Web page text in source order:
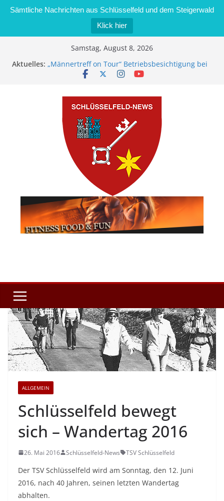
Sämtliche Nachrichten aus Schlüsselfeld und dem Steigerwald
Klick hier
Samstag, August 8, 2026
Aktuelles: „Männertreff on Tour“ Betriebsbesichtigung bei
der Schreinerei Zimmermann GmbH
Brand in Sägewerk in Bernroth schnell unter
Kontrolle
Stadt Schlüsselfeld bietet Online-Anmeldung für
Kindergartenplätze an
Dieseldiebstahl im Wert von 600 Euro
ALLGEMEIN
Schlüsselfeld bewegt
sich – Wandertag 2016
26. Mai 2016 Schlüsselfeld-News TSV Schlüsselfeld
Der TSV Schlüsselfeld wird am Sonntag, den 12. Juni
2016, nach 40 Jahren, seinen letzten Wandertag
abhalten.